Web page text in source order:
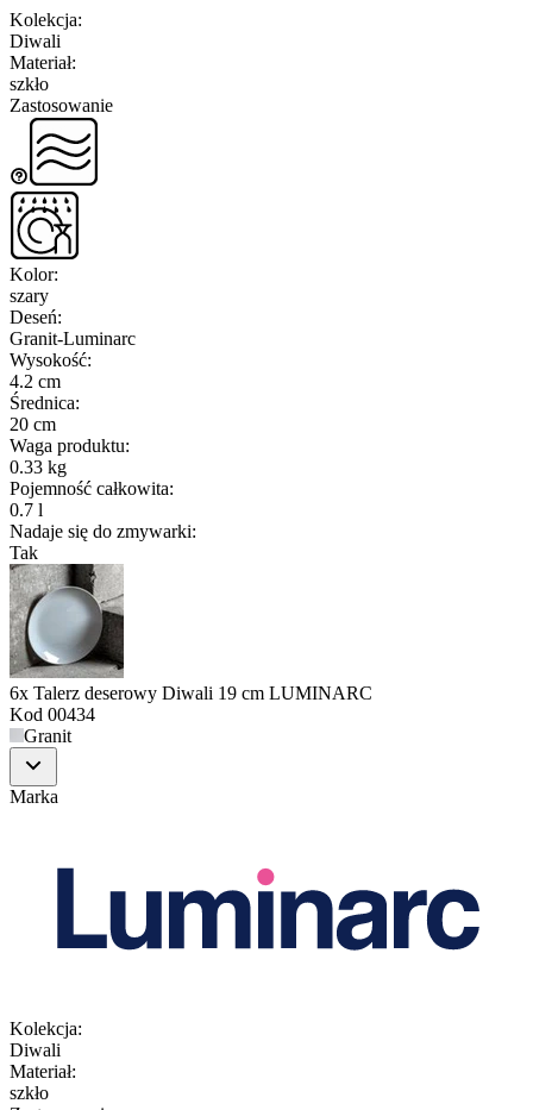
Kolekcja:
Diwali
Materiał:
szkło
Zastosowanie
Kolor:
szary
Deseń:
Granit-Luminarc
Wysokość:
4.2 cm
Średnica:
20 cm
Waga produktu:
0.33 kg
Pojemność całkowita:
0.7 l
Nadaje się do zmywarki:
Tak
6x Talerz deserowy Diwali 19 cm LUMINARC
Kod 00434
Granit
Marka
Kolekcja:
Diwali
Materiał:
szkło